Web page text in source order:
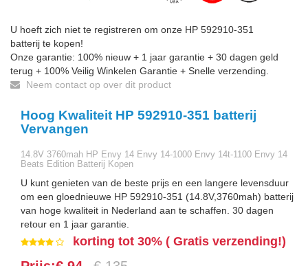
U hoeft zich niet te registreren om onze HP 592910-351
batterij te kopen!
Onze garantie: 100% nieuw + 1 jaar garantie + 30 dagen geld
terug + 100% Veilig Winkelen Garantie + Snelle verzending.
Neem contact op over dit product
Hoog Kwaliteit HP 592910-351 batterij
Vervangen
14.8V 3760mah HP Envy 14 Envy 14-1000 Envy 14t-1100 Envy 14
Beats Edition Batterij Kopen
U kunt genieten van de beste prijs en een langere levensduur
om een gloednieuwe HP 592910-351 (14.8V,3760mah) batterij
van hoge kwaliteit in Nederland aan te schaffen. 30 dagen
retour en 1 jaar garantie.
korting tot 30% ( Gratis verzending!)